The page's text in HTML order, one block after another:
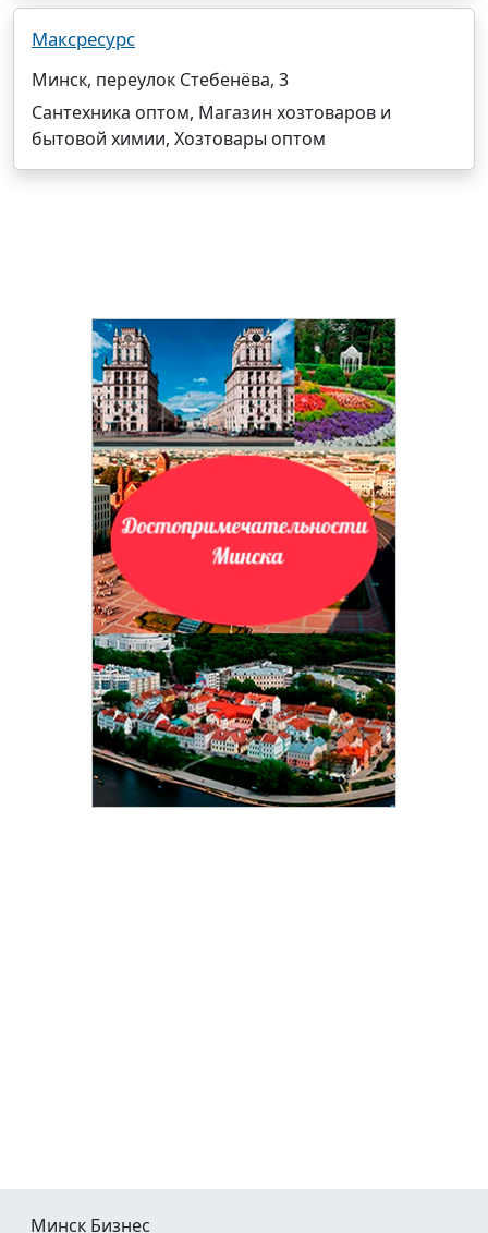
Максресурс
Минск, переулок Стебенёва, 3
Сантехника оптом, Магазин хозтоваров и
бытовой химии, Хозтовары оптом
Минск Бизнес